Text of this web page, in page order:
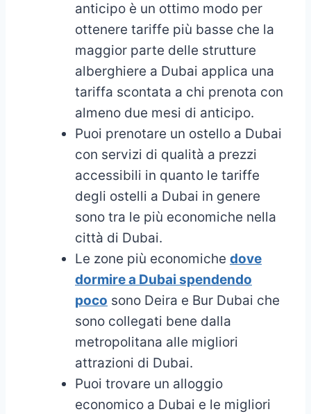
anticipo è un ottimo modo per
ottenere tariffe più basse che la
maggior parte delle strutture
alberghiere a Dubai applica una
tariffa scontata a chi prenota con
almeno due mesi di anticipo.
Puoi prenotare un ostello a Dubai
con servizi di qualità a prezzi
accessibili in quanto le tariffe
degli ostelli a Dubai in genere
sono tra le più economiche nella
città di Dubai.
Le zone più economiche dove
dormire a Dubai spendendo
poco sono Deira e Bur Dubai che
sono collegati bene dalla
metropolitana alle migliori
attrazioni di Dubai.
Puoi trovare un alloggio
economico a Dubai e le migliori